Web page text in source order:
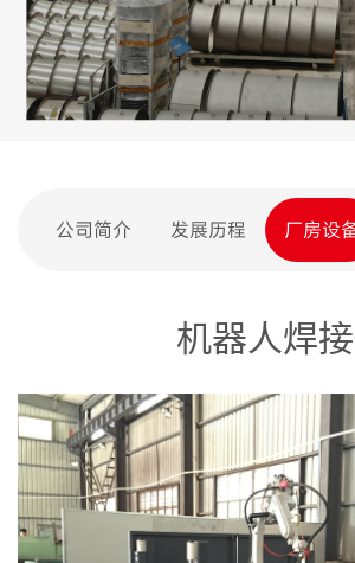
公司简介 发展历程 厂房设
机器人焊接